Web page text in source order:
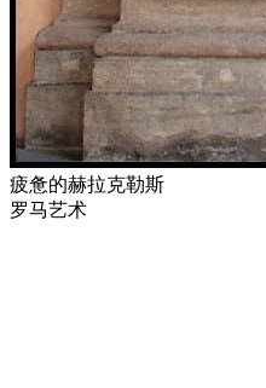
疲惫的赫拉克勒斯
罗马艺术